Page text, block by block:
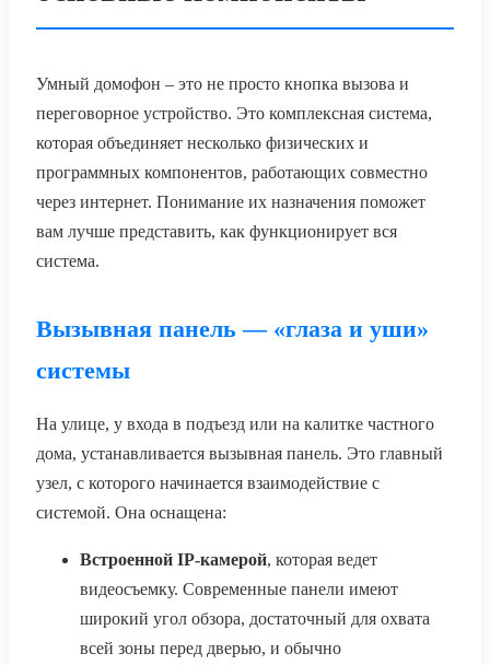
Умный домофон – это не просто кнопка вызова и
переговорное устройство. Это комплексная система,
которая объединяет несколько физических и
программных компонентов, работающих совместно
через интернет. Понимание их назначения поможет
вам лучше представить, как функционирует вся
система.
Вызывная панель — «глаза и уши»
системы
На улице, у входа в подъезд или на калитке частного
дома, устанавливается вызывная панель. Это главный
узел, с которого начинается взаимодействие с
системой. Она оснащена:
Встроенной IP-камерой, которая ведет
видеосъемку. Современные панели имеют
широкий угол обзора, достаточный для охвата
всей зоны перед дверью, и обычно